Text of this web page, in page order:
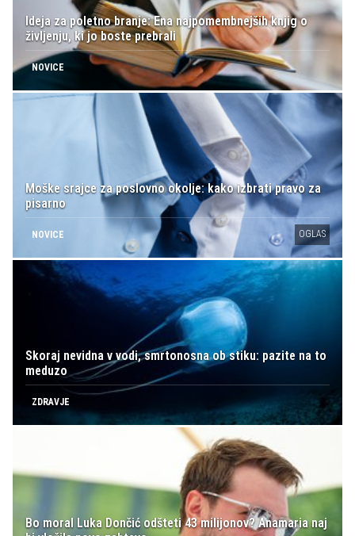
Ideja za poletno branje: Ena najpomembnejših knjig o
življenju, ki jo boste prebrali
NOVICE
Moške srajce za poslovno okolje: kako izbrati pravo za
pisarno
NOVICE OGLAS
Skoraj nevidna v vodi, smrtonosna ob stiku: pazite na to
meduzo
ZDRAVJE
Bo moral Luka Dončić odšteti 43 milijonov? Anamaria naj